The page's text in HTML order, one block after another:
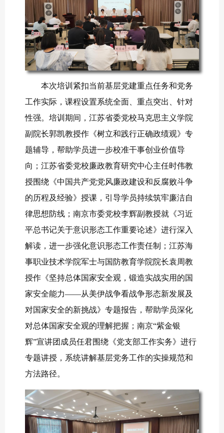
本次培训紧扣当前基层党建重点任务和党务
工作实际，课程设置系统全面、重点突出、针对
性强。培训期间，江苏省委党校马克思主义学院
副院长郭凯教授作《树立和践行正确政绩观》专
题辅导，帮助学员进一步校准干事创业价值导
向；江苏省委党校廉政教育研究中心主任时伟教
授围绕《中国共产党党风廉政建设和反腐败斗争
的历程及经验》授课，引导学员持续筑牢廉洁自
律思想防线；南京市委党校李辉副教授就《习近
平总书记关于意识形态工作重要论述》进行深入
解读，进一步强化意识形态工作责任制；江苏海
事职业技术学院军士与国防教育学院院长袁周教
授作《坚持总体国家安全观，锻造实战实用的国
家安全能力——从美伊战争看战争形态新发展及
对国家安全的新挑战》专题报告，帮助学员深化
对总体国家安全观的理解把握；南京“紫金银
辉”宣讲团成员任君围绕《党支部工作实务》进行
专题讲授，系统讲解基层党务工作的实操规范和
方法路径。